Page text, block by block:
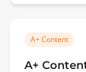
A+ Content
A+